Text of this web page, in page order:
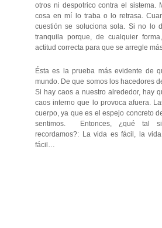
otros ni despotrico contra el sistema.
cosa en mí lo traba o lo retrasa.
cuestión se soluciona sola. Si no lo
tranquila porque, de cualquier
actitud correcta para que se arregle
Ésta es la prueba más evidente de
mundo. De que somos los hacedores
Si hay caos a nuestro alrededor, hay
caos interno que lo provoca afuera.
cuerpo, ya que es el espejo concreto
sentimos. Entonces, ¿qué tal
recordamos?: La vida es fácil, la
fácil…